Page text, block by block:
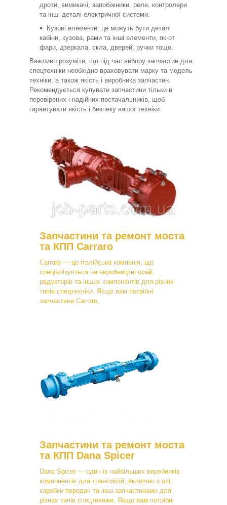
дроти, вимикачі, запобіжники, реле, контролери
та інші деталі електричної системи.
Кузові елементи: це можуть бути деталі
кабіни, кузова, рами та інші елементи, як-от
фари, дзеркала, скла, дверей, ручки тощо.
Важливо розуміти, що під час вибору запчастин для
спецтехніки необхідно враховувати марку та модель
техніки, а також якість і виробника запчастин.
Рекомендується купувати запчастини тільки в
перевірених і надійних постачальників, щоб
гарантувати якість і безпеку вашої техніки.
Запчастини та ремонт моста
та КПП Carraro
Carraro — це італійська компанія, що
спеціалізується на виробництві осей,
редукторів та інших компонентів для різних
типів спецтехніки. Якщо вам потрібні
запчастини Carraro,
Запчастини та ремонт моста
та КПП Dana Spicer
Dana Spicer — один із найбільших виробників
компонентів для трансмісій, включно з осі,
коробки передач та інші запчастинами для
різних типів спецтехніки. Якщо вам потрібні